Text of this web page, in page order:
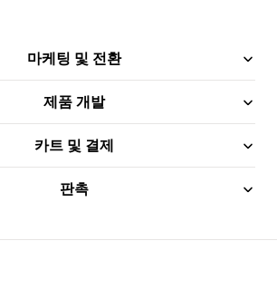
마케팅 및 전환
제품 개발
카트 및 결제
판촉